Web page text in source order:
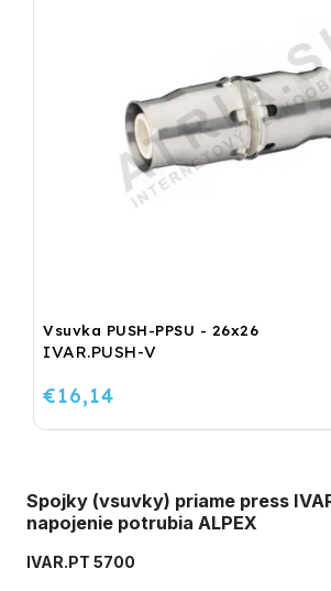
Vsuvka PUSH-PPSU - 26x26
IVAR.PUSH-V
€16,14
Spojky (vsuvky) priame press
napojenie potrubia ALPEX
IVAR.PT 5700